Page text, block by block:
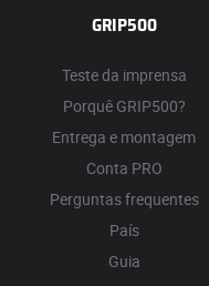
GRIP500
Teste da imprensa
Porquê GRIP500?
Entrega e montagem
Conta PRO
Perguntas frequentes
País
Guia